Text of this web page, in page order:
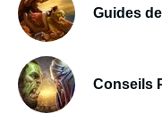
Guides
Conseils